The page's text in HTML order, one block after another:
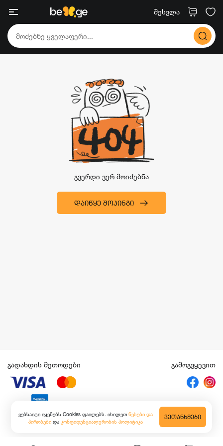
შესვლა
გვერდი ვერ მოიძებნა
ᲓᲐᲘᲬᲧᲔ ᲨᲝᲞᲘᲜᲒᲘ
ვებსაიტი იყენებს Cookies ფაილებს. იხილეთ წესები და
პირობები და კონფიდენციალურობის პოლიტიკა
ᲕᲔᲗᲐᲜᲮᲛᲔᲑᲘ
გადახდის მეთოდები გამოგვყევით